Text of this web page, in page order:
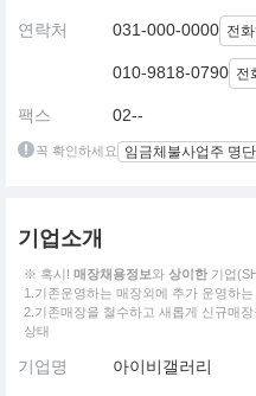
연락처 031-000-0000 전화
010-9818-0790 전
팩스 02--
꼭 확인하세요 임금체불사업주 명
기업소개
※ 혹시! 매장채용정보와 상이한 기업
1.기존운영하는 매장외에 추가 운영하
2.기존매장을 철수하고 새롭게 신규매
상태
기업명 아이비갤러리